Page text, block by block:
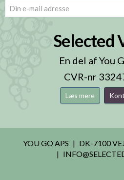
(Påkrævet)
Selected
En del af You
CVR-nr
Læs mere
YOU GO APS DK-7100